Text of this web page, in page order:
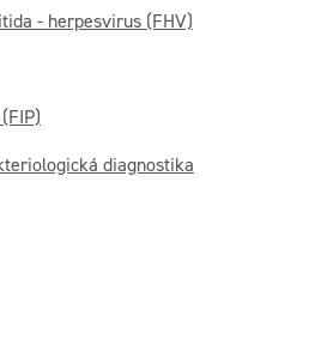
- herpesvirus (FHV)
diagnostika